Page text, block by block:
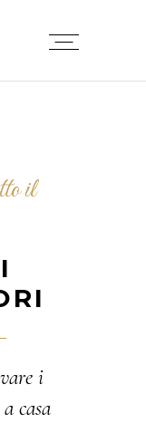
il
i
casa